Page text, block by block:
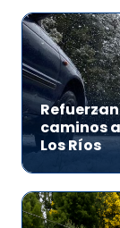
caminos
Los Ríos